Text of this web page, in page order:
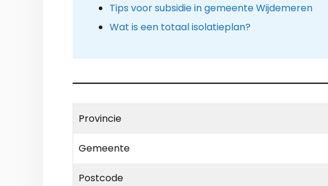
Tips voor subsidie in gemeente Wijdemeren
Wat is een totaal isolatieplan?
Provincie
Gemeente
Postcode